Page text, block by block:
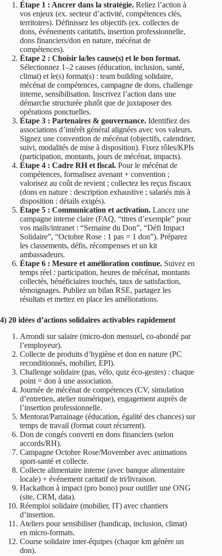
Étape 1 : Ancrer dans la stratégie. Reliez l’action à
vos enjeux (ex. secteur d’activité, compétences clés,
territoires). Définissez les objectifs (ex. collectes de
dons, événements caritatifs, insertion professionnelle,
dons financiers/don en nature, mécénat de
compétences).
Étape 2 : Choisir la/les cause(s) et le bon format.
Sélectionnez 1–2 causes (éducation, inclusion, santé,
climat) et le(s) format(s) : team building solidaire,
mécénat de compétences, campagne de dons, challenge
interne, sensibilisation. Inscrivez l’action dans une
démarche structurée plutôt que de juxtaposer des
opérations ponctuelles.
Étape 3 : Partenaires & gouvernance. Identifiez des
associations d’intérêt général alignées avec vos valeurs.
Signez une convention de mécénat (objectifs, calendrier,
suivi, modalités de mise à disposition). Fixez rôles/KPIs
(participation, montants, jours de mécénat, impacts).
Étape 4 : Cadre RH et fiscal. Pour le mécénat de
compétences, formalisez avenant + convention ;
valorisez au coût de revient ; collectez les reçus fiscaux
(dons en nature : description exhaustive ; salariés mis à
disposition : détails exigés).
Étape 5 : Communication et activation. Lancez une
campagne interne claire (FAQ, “titres d’exemple” pour
vos mails/intranet : “Semaine du Don”, “Défi Impact
Solidaire”, “Octobre Rose : 1 pas = 1 don”). Préparez
les classements, défis, récompenses et un kit
ambassadeurs.
Étape 6 : Mesure et amélioration continue. Suivez en
temps réel : participation, heures de mécénat, montants
collectés, bénéficiaires touchés, taux de satisfaction,
témoignages. Publiez un bilan RSE, partagez les
résultats et mettez en place les améliorations.
4) 20 idées d’actions solidaires activables rapidement
Arrondi sur salaire (micro‑don mensuel, co‑abondé par
l’employeur).
Collecte de produits d’hygiène et don en nature (PC
reconditionnés, mobilier, EPI).
Challenge solidaire (pas, vélo, quiz éco‑gestes) : chaque
point = don à une association.
Journée de mécénat de compétences (CV, simulation
d’entretien, atelier numérique), engagement auprès de
l’insertion professionnelle.
Mentorat/Parrainage (éducation, égalité des chances) sur
temps de travail (format court récurrent).
Don de congés converti en dons financiers (selon
accords/RH).
Campagne Octobre Rose/Movember avec animations
sport‑santé et collecte.
Collecte alimentaire interne (avec banque alimentaire
locale) + événement caritatif de tri/livraison.
Hackathon à impact (pro bono) pour outiller une ONG
(site, CRM, data).
Réemploi solidaire (mobilier, IT) avec chantiers
d’insertion.
Ateliers pour sensibiliser (handicap, inclusion, climat)
en micro‑formats.
Course solidaire inter‑équipes (chaque km génère un
don).